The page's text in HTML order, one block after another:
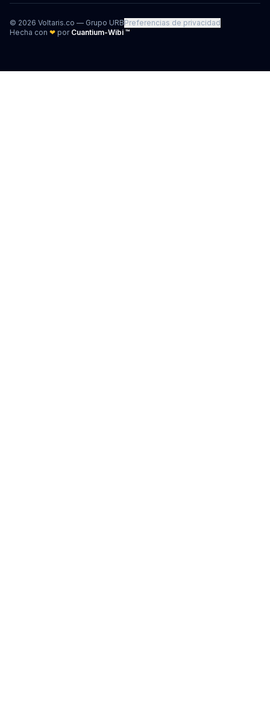
© 2026 Voltaris.co — Grupo URBPreferencias de privacidad
Hecha con ❤ por Cuantium-Wibi ™